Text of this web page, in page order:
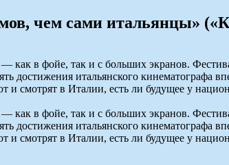
чем сами итальянцы»
в фойе, так и с больших экранов.
достижения итальянского кинематографа
смотрят в Италии, есть ли будущее у
в фойе, так и с больших экранов.
достижения итальянского кинематографа
смотрят в Италии, есть ли будущее у